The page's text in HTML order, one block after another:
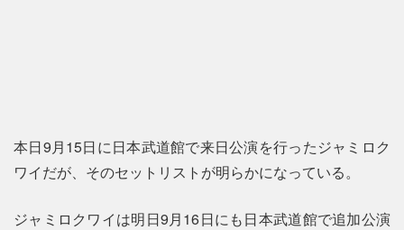
本日9月15日に日本武道館で来日公演を行ったジャミロク
ワイだが、そのセットリストが明らかになっている。
ジャミロクワイは明日9月16日にも日本武道館で追加公演